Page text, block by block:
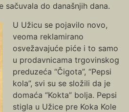
sačuvala do današnjih dana.
U Užicu se pojavilo novo,
veoma reklamirano
osvežavajuće piće i to samo
u prodavnicama trgovinskog
preduzeća “Čigota”, “Pepsi
kola”, svi su se složili da je
domaća “Kokta” bolja. Pepsi
stigla u Užice pre Koka Kole